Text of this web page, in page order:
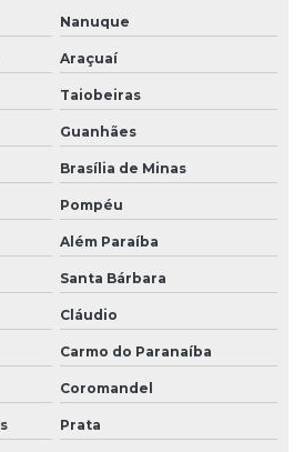
Nanuque
Araçuaí
Taiobeiras
Guanhães
Brasília de Minas
Pompéu
Além Paraíba
Santa Bárbara
Cláudio
Carmo do Paranaíba
Coromandel
Prata